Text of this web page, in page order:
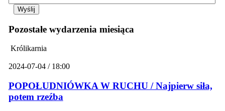
Pozostałe wydarzenia miesiąca
Królikarnia
2024-07-04 / 18:00
POPOŁUDNIÓWKA W RUCHU / Najpierw siła,
potem rzeźba